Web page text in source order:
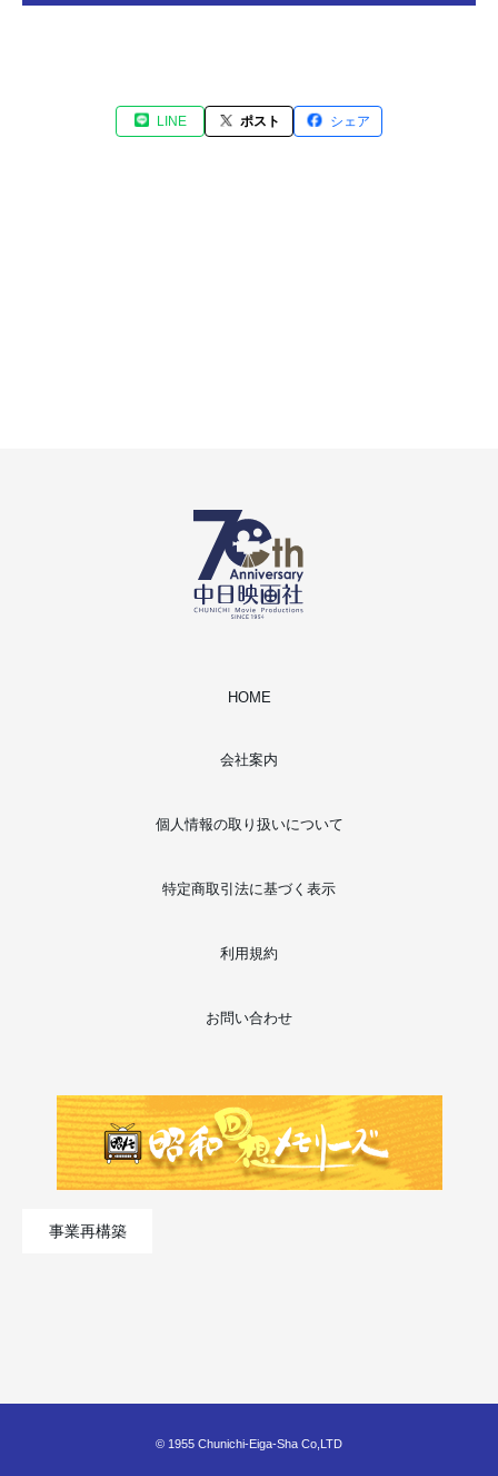
LINE ポスト シェア
HOME
会社案内
個人情報の取り扱いについて
特定商取引法に基づく表示
利用規約
お問い合わせ
事業再構築
© 1955 Chunichi-Eiga-Sha Co,LTD